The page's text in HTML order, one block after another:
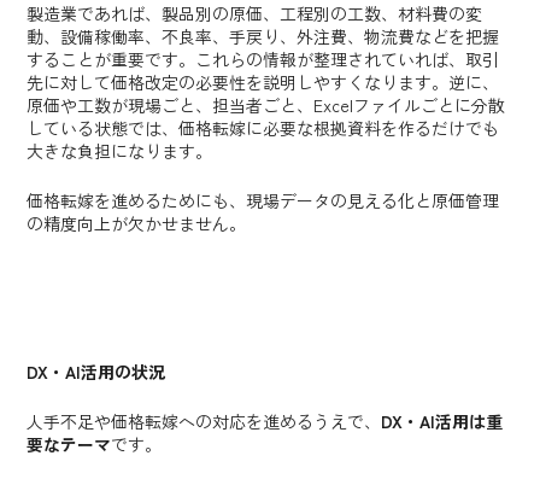
製造業であれば、製品別の原価、工程別の工数、材料費の変
動、設備稼働率、不良率、手戻り、外注費、物流費などを把握
することが重要です。これらの情報が整理されていれば、取引
先に対して価格改定の必要性を説明しやすくなります。逆に、
原価や工数が現場ごと、担当者ごと、Excelファイルごとに分散
している状態では、価格転嫁に必要な根拠資料を作るだけでも
大きな負担になります。
価格転嫁を進めるためにも、現場データの見える化と原価管理
の精度向上が欠かせません。
DX・AI活用の状況
人手不足や価格転嫁への対応を進めるうえで、 DX・AI活用は重
要なテーマです。